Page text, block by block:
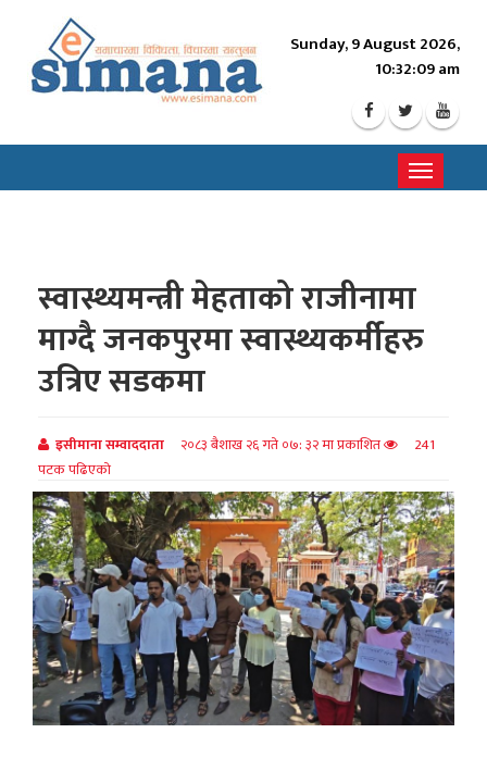
Sunday, 9 August 2026,
10:32:11 am
Toggle
स्वास्थ्यमन्त्री मेहताको राजीनामा
माग्दै जनकपुरमा स्वास्थ्यकर्मीहरु
उत्रिए सडकमा
इसीमाना सम्वाददाता २०८३ बैशाख २६ गते ०७: ३२ मा प्रकाशित
241
पटक पढिएको